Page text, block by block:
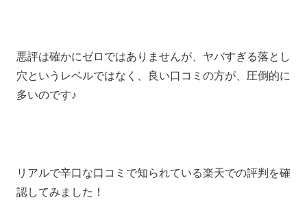
悪評は確かにゼロではありませんが、ヤバすぎる落とし
穴というレベルではなく、良い口コミの方が、圧倒的に
多いのです♪
リアルで辛口な口コミで知られている楽天での評判を確
認してみました！